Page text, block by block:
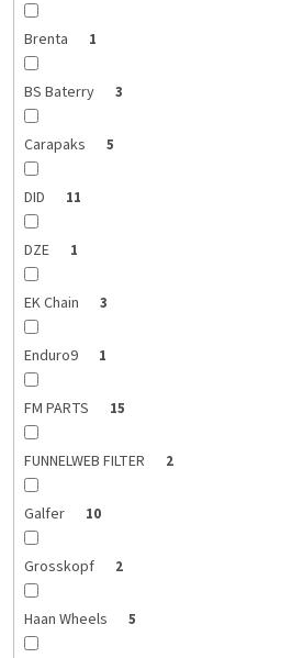
Brenta 1
BS Baterry 3
Carapaks 5
DID 11
DZE 1
EK Chain 3
Enduro9 1
FM PARTS 15
FUNNELWEB FILTER 2
Galfer 10
Grosskopf 2
Haan Wheels 5